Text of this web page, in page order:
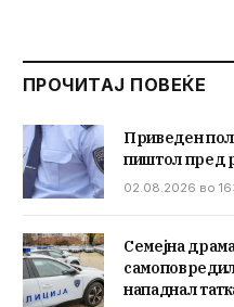
ПРОЧИТАЈ ПОВЕЌЕ
Приведен
пиштол пред
02.08.2026 во
Семејна
нападнал